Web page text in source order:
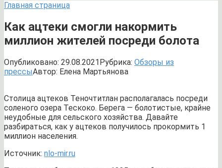
Главная страница
Как ацтеки смогли накормить
миллион жителей посреди болота
Опубликовано: 29.08.2021Рубрика: Обзоры из
прессыАвтор: Елена Мартьянова
Столица ацтеков Теночтитлан располагалась посреди
соленого озера Тескоко. Берега — болотистые, крайне
неудобные для сельского хозяйства. Давайте
разбираться, как у ацтеков получилось прокормить 1
миллион населения.
Источник: nlo-mir.ru